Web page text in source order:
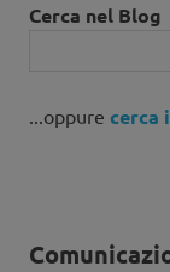
Cerca nel Blog
...oppure cerca